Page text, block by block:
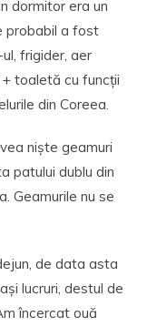
dormitor era un
probabil a fost
frigider, aer
toaletă cu funcții
din Coreea.
niște geamuri
patului dublu din
Geamurile nu se
de data asta
lucruri, destul de
încercat ouă